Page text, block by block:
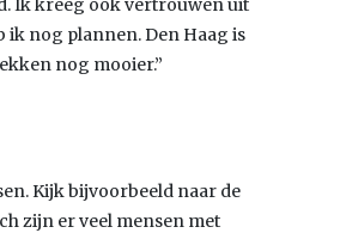
ik nog plannen. Den Haag is
nog mooier.”
Kijk bijvoorbeeld naar de
zijn er veel mensen met